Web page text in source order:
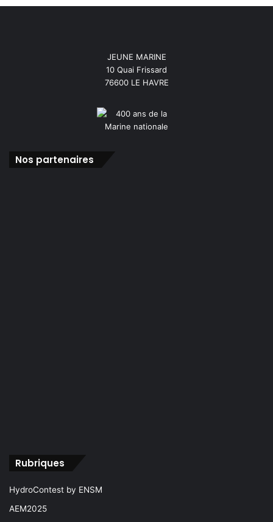
JEUNE MARINE
10 Quai Frissard
76600 LE HAVRE
Nos partenaires
Rubriques
HydroContest by ENSM
AEM2025